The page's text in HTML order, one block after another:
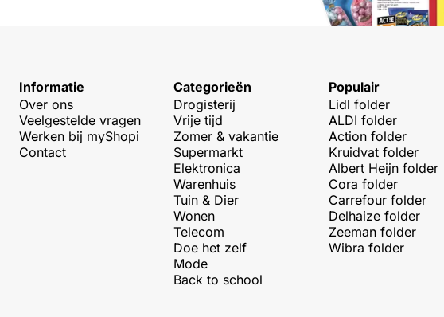
Informatie
Over ons
Veelgestelde vragen
Werken bij myShopi
Contact
Categorieën
Drogisterij
Vrije tijd
Zomer & vakantie
Supermarkt
Elektronica
Warenhuis
Tuin & Dier
Wonen
Telecom
Doe het zelf
Mode
Back to school
Populair
Lidl folder
ALDI folder
Action folder
Kruidvat folder
Albert Heijn folder
Cora folder
Carrefour folder
Delhaize folder
Zeeman folder
Wibra folder